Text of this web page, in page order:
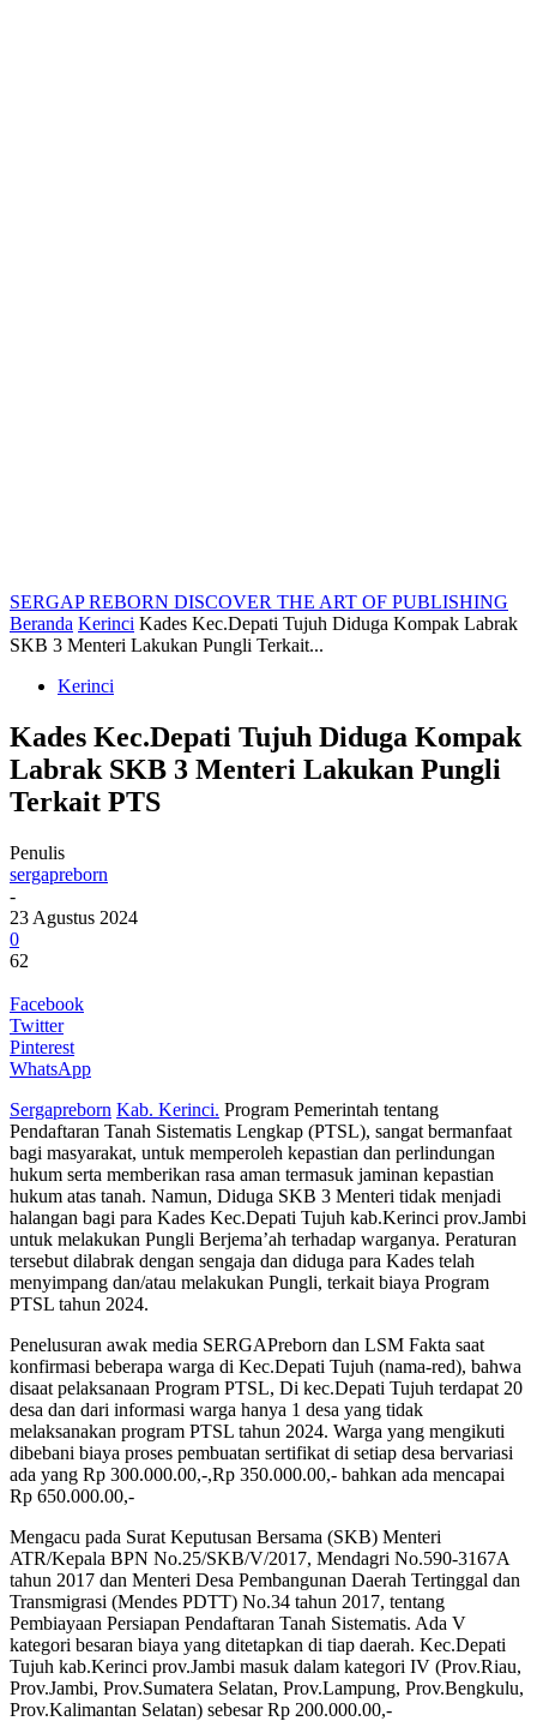
SERGAP REBORN DISCOVER THE ART OF PUBLISHING
Beranda Kerinci Kades Kec.Depati Tujuh Diduga Kompak Labrak
SKB 3 Menteri Lakukan Pungli Terkait...
Kerinci
Kades Kec.Depati Tujuh Diduga Kompak
Labrak SKB 3 Menteri Lakukan Pungli
Terkait PTS
Penulis
sergapreborn
-
23 Agustus 2024
0
62
Facebook
Twitter
Pinterest
WhatsApp
Sergapreborn Kab. Kerinci. Program Pemerintah tentang
Pendaftaran Tanah Sistematis Lengkap (PTSL), sangat bermanfaat
bagi masyarakat, untuk memperoleh kepastian dan perlindungan
hukum serta memberikan rasa aman termasuk jaminan kepastian
hukum atas tanah. Namun, Diduga SKB 3 Menteri tidak menjadi
halangan bagi para Kades Kec.Depati Tujuh kab.Kerinci prov.Jambi
untuk melakukan Pungli Berjema’ah terhadap warganya. Peraturan
tersebut dilabrak dengan sengaja dan diduga para Kades telah
menyimpang dan/atau melakukan Pungli, terkait biaya Program
PTSL tahun 2024.
Penelusuran awak media SERGAPreborn dan LSM Fakta saat
konfirmasi beberapa warga di Kec.Depati Tujuh (nama-red), bahwa
disaat pelaksanaan Program PTSL, Di kec.Depati Tujuh terdapat 20
desa dan dari informasi warga hanya 1 desa yang tidak
melaksanakan program PTSL tahun 2024. Warga yang mengikuti
dibebani biaya proses pembuatan sertifikat di setiap desa bervariasi
ada yang Rp 300.000.00,-,Rp 350.000.00,- bahkan ada mencapai
Rp 650.000.00,-
Mengacu pada Surat Keputusan Bersama (SKB) Menteri
ATR/Kepala BPN No.25/SKB/V/2017, Mendagri No.590-3167A
tahun 2017 dan Menteri Desa Pembangunan Daerah Tertinggal dan
Transmigrasi (Mendes PDTT) No.34 tahun 2017, tentang
Pembiayaan Persiapan Pendaftaran Tanah Sistematis. Ada V
kategori besaran biaya yang ditetapkan di tiap daerah. Kec.Depati
Tujuh kab.Kerinci prov.Jambi masuk dalam kategori IV (Prov.Riau,
Prov.Jambi, Prov.Sumatera Selatan, Prov.Lampung, Prov.Bengkulu,
Prov.Kalimantan Selatan) sebesar Rp 200.000.00,-